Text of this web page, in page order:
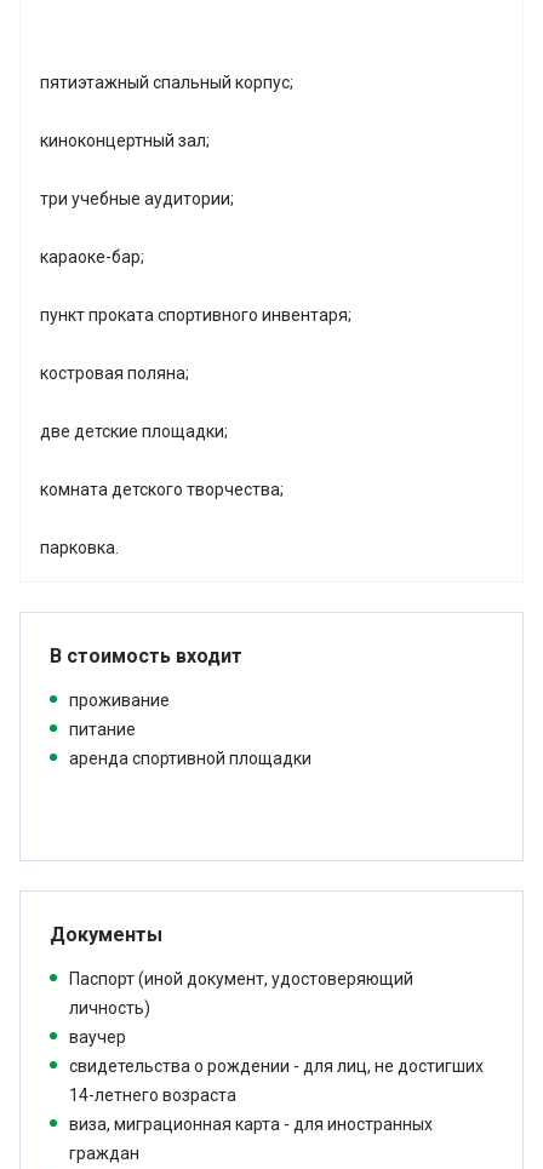
пятиэтажный спальный корпус;
киноконцертный зал;
три учебные аудитории;
караоке-бар;
пункт проката спортивного инвентаря;
костровая поляна;
две детские площадки;
комната детского творчества;
парковка.
В стоимость входит
проживание
питание
аренда спортивной площадки
Документы
Паспорт (иной документ, удостоверяющий
личность)
ваучер
свидетельства о рождении - для лиц, не достигших
14-летнего возраста
виза, миграционная карта - для иностранных
граждан